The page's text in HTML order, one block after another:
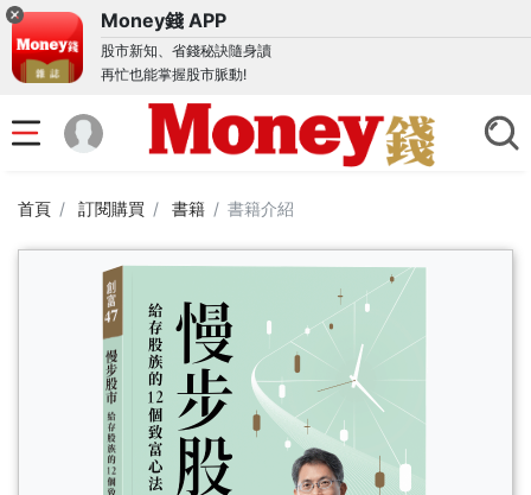
Money錢 APP
股市新知、省錢秘訣隨身讀
再忙也能掌握股市脈動!
首頁 訂閱購買 書籍 書籍介紹